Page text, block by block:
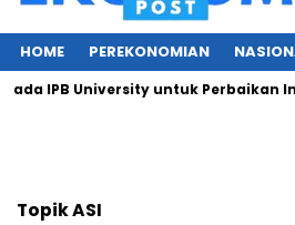
HOME PEREKONOMIAN
IPB University untuk Perbaikan
TopikASI